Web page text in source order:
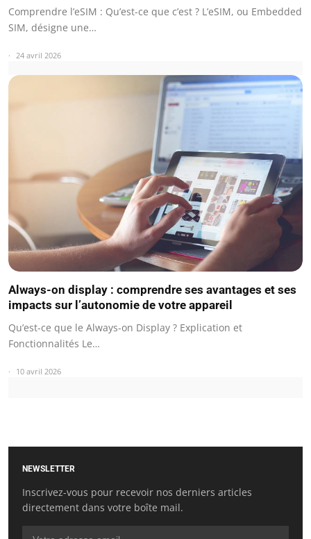
Comprendre l’eSIM : Qu’est-ce que c’est ? L’eSIM, ou Embedded
SIM, désigne une…
24 avril 2026
Always-on display : comprendre ses avantages et ses
impacts sur l’autonomie de votre appareil
Qu’est-ce que le Always-on Display ? Explication et
Fonctionnalités Le…
10 avril 2026
NEWSLETTER
Inscrivez-vous pour recevoir nos derniers articles
directement dans votre boîte mail.